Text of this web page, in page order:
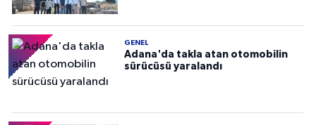
GENEL
Adana'da takla atan otomobilin
sürücüsü yaralandı